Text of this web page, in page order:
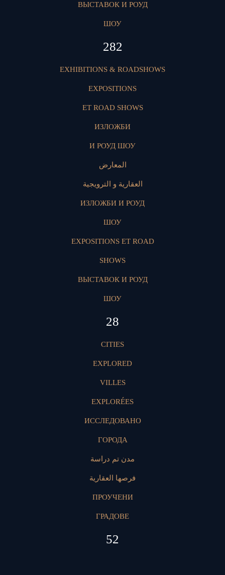
ВЫСТАВОК И РОУД
ШОУ
418
EXHIBITIONS & ROADSHOWS
EXPOSITIONS
ET ROAD SHOWS
ИЗЛОЖБИ
И РОУД ШОУ
المعارض
العقارية و الترويجية
ИЗЛОЖБИ И РОУД
ШОУ
EXPOSITIONS ET ROAD
SHOWS
ВЫСТАВОК И РОУД
ШОУ
28
CITIES
EXPLORED
VILLES
EXPLORÉES
ИССЛЕДОВАНО
ГОРОДА
مدن تم دراسة
فرصها العقارية
ПРОУЧЕНИ
ГРАДОВЕ
52